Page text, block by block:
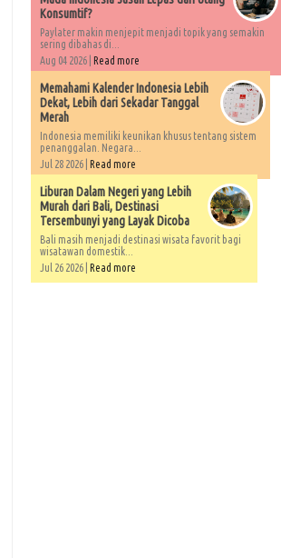
Konsumtif?
Paylater makin menjepit menjadi topik yang semakin
sering dibahas di...
Aug 04 2026 | Read more
Memahami Kalender Indonesia Lebih
Dekat, Lebih dari Sekadar Tanggal
Merah
Indonesia memiliki keunikan khusus tentang sistem
penanggalan. Negara...
Jul 28 2026 | Read more
Liburan Dalam Negeri yang Lebih
Murah dari Bali, Destinasi
Tersembunyi yang Layak Dicoba
Bali masih menjadi destinasi wisata favorit bagi
wisatawan domestik...
Jul 26 2026 | Read more